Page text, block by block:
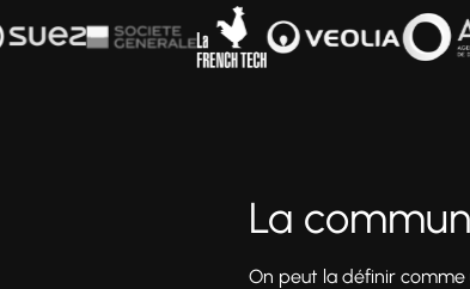
La
On peut la définir comme